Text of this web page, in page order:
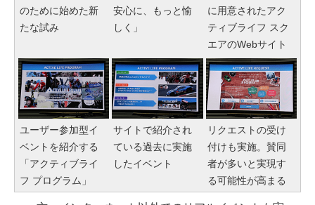
のために始めた新
たな試み
安心に、もっと愉
しく」
に用意されたアク
ティブライフ スク
エアのWebサイト
ユーザー参加型イ
ベントを紹介する
「アクティブライ
フ プログラム」
サイトで紹介され
ている過去に実施
したイベント
リクエストの受け
付けも実施。賛同
者が多いと実現す
る可能性が高まる